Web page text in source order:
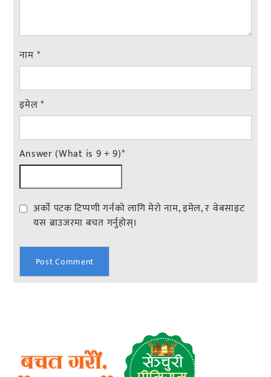
नाम *
इमेल*
Answer (What is 9 + 9)*
अर्को पटक टिप्पणी गर्नको लागि मेरो नाम, इमेल, र वेबसाइट
यस ब्राउजरमा बचत गर्नुहोस्।